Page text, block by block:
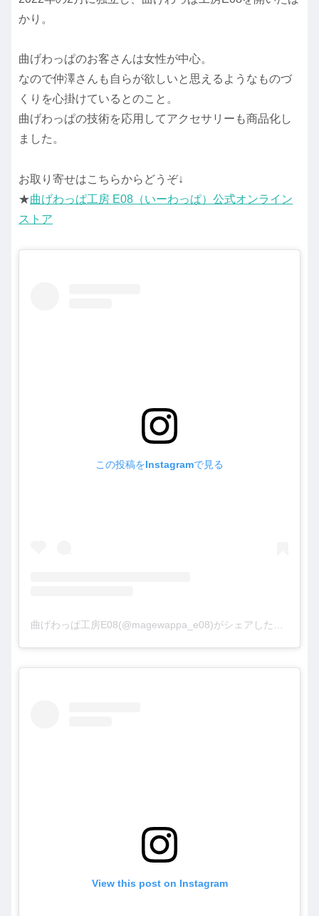
かり。
曲げわっぱのお客さんは女性が中心。
なので仲澤さんも自らが欲しいと思えるようなものづ
くりを心掛けているとのこと。
曲げわっぱの技術を応用してアクセサリーも商品化し
ました。
お取り寄せはこちらからどうぞ↓
★曲げわっぱ工房 E08（いーわっぱ）公式オンライン
ストア
この投稿をInstagramで見る
曲げわっぱ工房E08(@magewappa_e08)がシェアした投稿
View this post on Instagram